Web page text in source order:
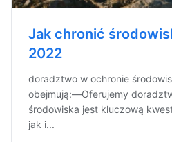
Jak chronić
2022
doradztwo w ochronie
obejmują:—Oferujemy
środowiska jest kluczową
jak i...